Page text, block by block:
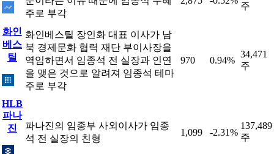
주로 부각
주
화인
베스
틸
화인베스틸 장인화 대표 이사가 남
북 경제문화 협력 재단 부이사장을
역임하면서 임종석 전 실장과 인연
을 맺은 것으로 알려져 임종석 테마
주로 부각
970 0.94%
34,471
주
HLB
파나
진
파나진의 임종부 사외이사가 임종
석 전 실장의 친형
1,099 -2.31%
137,489
주